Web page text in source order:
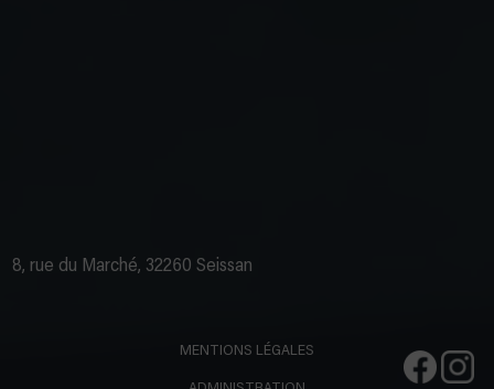
8, rue du Marché, 32260 Seissan
MENTIONS LÉGALES